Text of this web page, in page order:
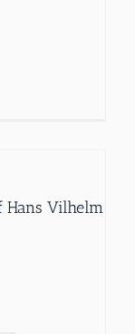
Hans Vilhelm